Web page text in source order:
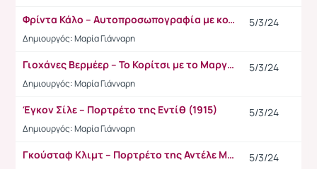
Φρίντα Κάλο – Αυτοπροσωπογραφία με κολιέ από αγκάθια (1940)
Δημιουργός: Μαρία Γιάνναρη
5/3/24
Γιοχάνες Βερμέερ – Το Κορίτσι με το Μαργαριταρένιο Σκουλαρίκι (1665)
Δημιουργός: Μαρία Γιάνναρη
5/3/24
Έγκον Σίλε – Πορτρέτο της Εντίθ (1915)
Δημιουργός: Μαρία Γιάνναρη
5/3/24
Γκούσταφ Κλιμτ – Πορτρέτο της Αντέλε Μπλοχ-Μπόυερ I (1907) 5/3/24